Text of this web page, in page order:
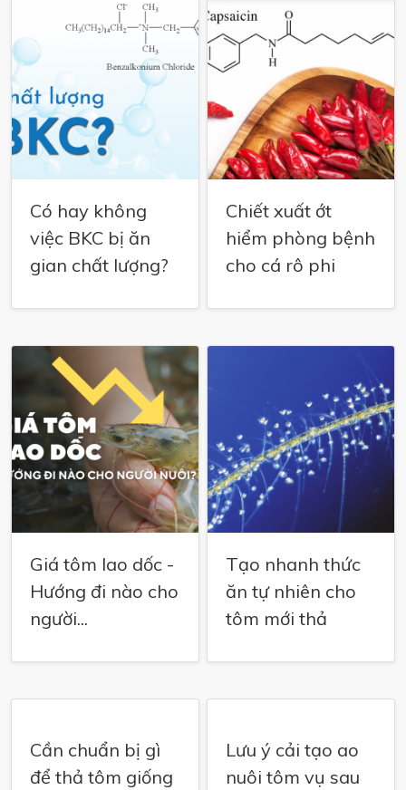
Có hay không
việc BKC bị ăn
gian chất lượng?
Chiết xuất ớt
hiểm phòng bệnh
cho cá rô phi
Giá tôm lao dốc -
Hướng đi nào cho
người...
Tạo nhanh thức
ăn tự nhiên cho
tôm mới thả
Cần chuẩn bị gì
để thả tôm giống
Lưu ý cải tạo ao
nuôi tôm vụ sau